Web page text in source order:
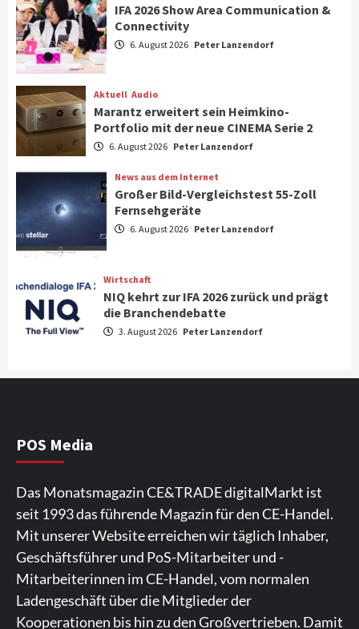
1
Aktuell Gaming
Steigende Hardware-Preise: Mehr als ein
Drittel der Gamer verschiebt Käufe
2
Phone/Pad Top Story
IFA 2026 Show Area Communication &
Aktuell Audio
Marantz erweitert sein Heimkino-
Portfolio mit der neue CINEMA Serie 2
News aus dem Internet
Großer Bild-Vergleichstest 55-Zoll
Fernsehgeräte
5
6
CHERRY baut Vertriebsteam in
strategisch wichtigen Märkten aus
7
Smart Living Top Story
Verbraucher setzen immer mehr auf
Klimageräte und Ventilatoren
IFA 2026 Show Area Communication &
Connectivity
6. August 2026 Peter Lanzendorf
Aktuell Audio
Marantz erweitert sein Heimkino-
Portfolio mit der neue CINEMA Serie 2
6. August 2026 Peter Lanzendorf
News aus dem Internet
Großer Bild-Vergleichstest 55-Zoll
Fernsehgeräte
6. August 2026 Peter Lanzendorf
Wirtschaft
NIQ kehrt zur IFA 2026 zurück und prägt
die Branchendebatte
3. August 2026 Peter Lanzendorf
POS Media
Das Monatsmagazin CE&TRADE digitalMarkt ist
seit 1993 das führende Magazin für den CE-Handel.
Mit unserer Website erreichen wir täglich Inhaber,
Geschäftsführer und PoS-Mitarbeiter und -
Mitarbeiterinnen im CE-Handel, vom normalen
Ladengeschäft über die Mitglieder der
Kooperationen bis hin zu den Großvertrieben. Damit